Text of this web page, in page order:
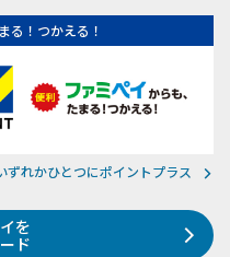
る！つかえる！
ずれかひとつにポイントプラス
を
ド